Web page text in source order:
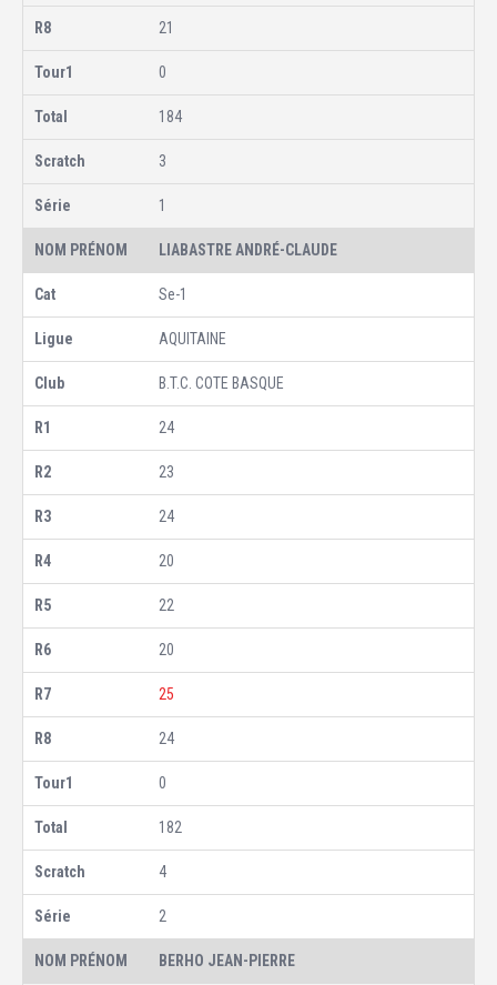
21
0
184
3
1
LIABASTRE ANDRÉ-CLAUDE
Se-1
AQUITAINE
B.T.C. COTE BASQUE
24
23
24
20
22
20
25
24
0
182
4
2
BERHO JEAN-PIERRE